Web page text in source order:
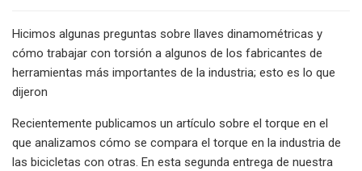
Hicimos algunas preguntas sobre llaves dinamométricas y
cómo trabajar con torsión a algunos de los fabricantes de
herramientas más importantes de la industria; esto es lo que
dijeron
Recientemente publicamos un artículo sobre el torque en el
que analizamos cómo se compara el torque en la industria de
las bicicletas con otras. En esta segunda entrega de nuestra